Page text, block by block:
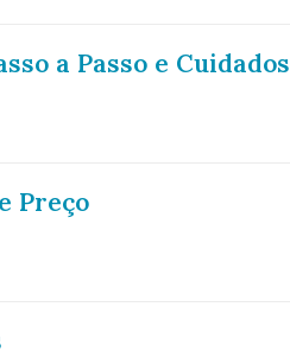
a Passo e Cuidados
Preço